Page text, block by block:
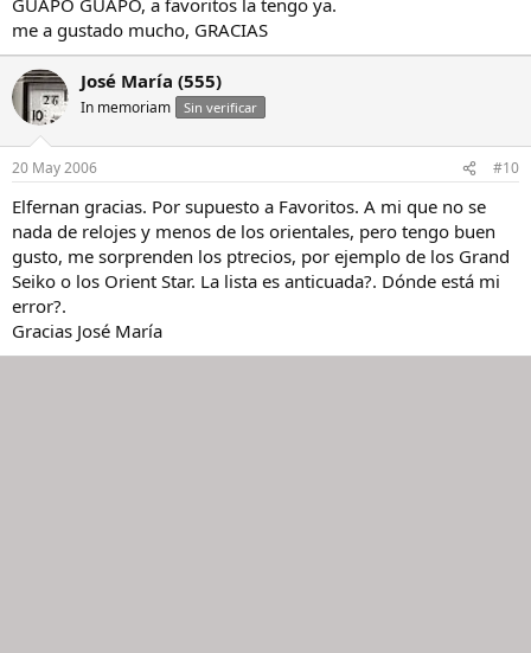
me a gustado mucho, GRACIAS
José María (555)
In memoriam Sin verificar
20 May 2006 #10
Elfernan gracias. Por supuesto a Favoritos. A mi que no se
nada de relojes y menos de los orientales, pero tengo buen
gusto, me sorprenden los ptrecios, por ejemplo de los Grand
Seiko o los Orient Star. La lista es anticuada?. Dónde está mi
error?.
Gracias José María